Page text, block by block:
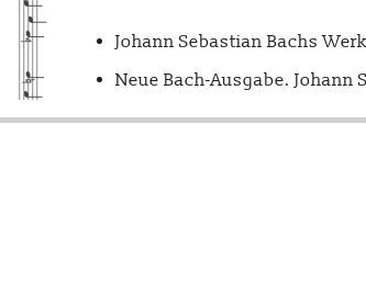
Johann Sebastian Bachs
Neue Bach-Ausgabe. Johann